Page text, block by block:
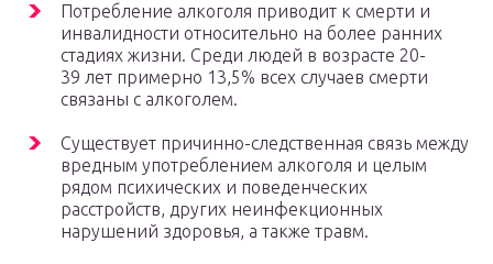
Потребление алкоголя приводит к смерти и
инвалидности относительно на более ранних
стадиях жизни. Среди людей в возрасте 20-
39 лет примерно 13,5% всех случаев смерти
связаны с алкоголем.
Существует причинно-следственная связь между
вредным употреблением алкоголя и целым
рядом психических и поведенческих
расстройств, других неинфекционных
нарушений здоровья, а также травм.